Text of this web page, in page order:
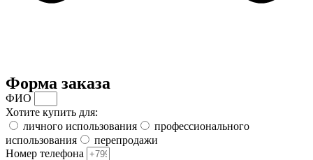
Форма заказа
ФИО
Хотите купить для:
личного использования
профессионального
использования
перепродажи
Номер телефона